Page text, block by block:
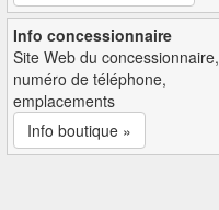
Info concessionnaire
Site Web du concessionnaire,
numéro de téléphone,
emplacements
Info boutique »